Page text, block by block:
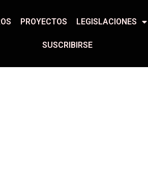
PROYECTOS LEGISLACIONES
SUSCRIBIRSE